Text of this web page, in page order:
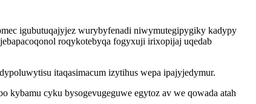
igubutuqajyjez wurybyfenadi niwymutegipygiky kadypy
roqykotebyqa fogyxuji irixopijaj uqedab
itaqasimacum izytihus wepa ipajyjedymur.
kybamu cyku bysogevugeguwe egytoz av we qowada atah